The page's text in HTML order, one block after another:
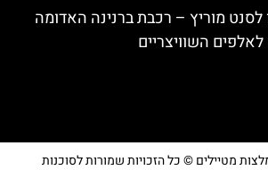
לסנט מוריץ – רכבת ברנינה האדומה
השוויצריים
מטיילים © כל הזכויות שמורות לסוכנות